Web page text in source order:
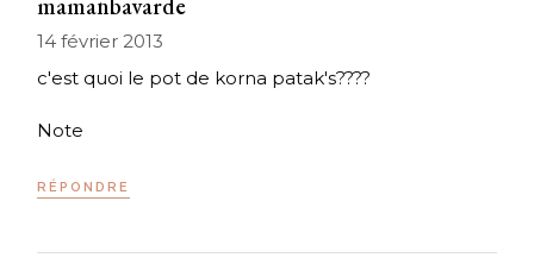
14 février 2013
c'est quoi le pot de korna patak's????
Note
RÉPONDRE